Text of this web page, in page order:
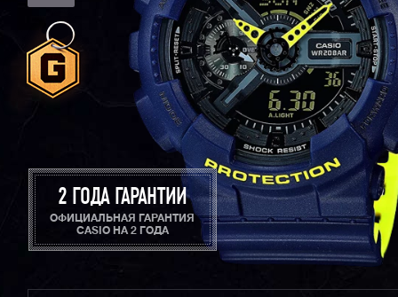
2 ГОДА ГАРАНТИИ
ОФИЦИАЛЬНАЯ ГАРАНТИЯ
CASIO НА 2 ГОДА